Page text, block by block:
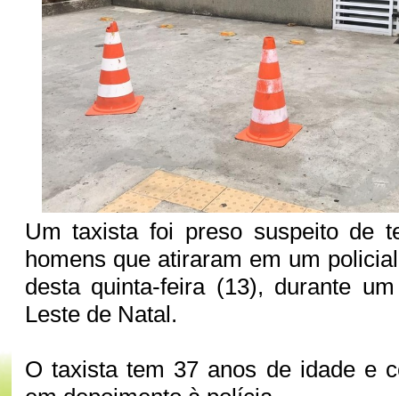
Um taxista foi preso suspeito de
homens que atiraram em um
desta quinta-feira (13), durante
Leste de Natal.
O taxista tem 37 anos de idade e